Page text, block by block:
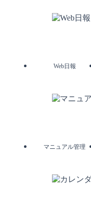
Web日報
マニュアル管理